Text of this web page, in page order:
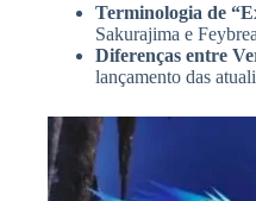
Terminologia de
Sakurajima e
Diferenças entre
lançamento das